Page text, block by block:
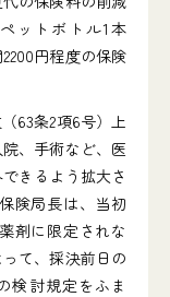
ットボトル1本
円程度の保険
63条2項6号）上
、手術など、医
きるよう拡大さ
険局長は、当初
剤に限定されな
て、採決前日の
検討規定をふま